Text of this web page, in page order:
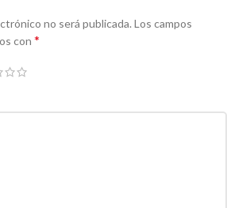
no será publicada. Los campos
con *